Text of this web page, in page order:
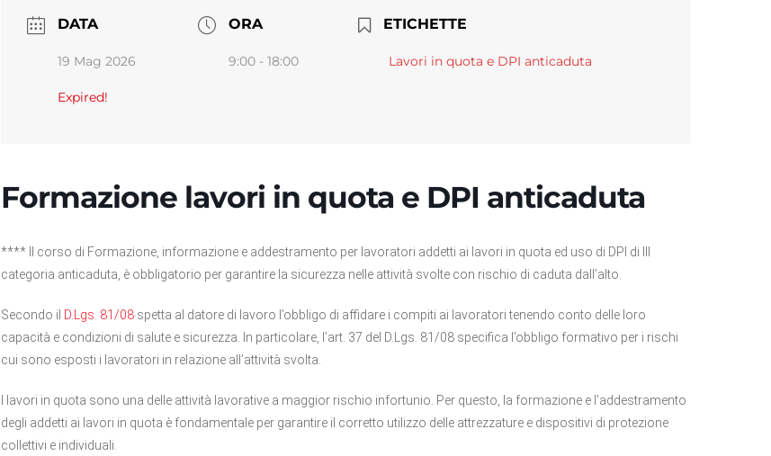
DATA
19 Mag 2026
Expired!
ORA
9:00 - 18:00
ETICHETTE
Lavori in quota e DPI anticaduta
Formazione lavori in quota e DPI anticaduta
**** Il corso di Formazione, informazione e addestramento per lavoratori addetti ai lavori in quota ed uso di DPI di III
categoria anticaduta, è obbligatorio per garantire la sicurezza nelle attività svolte con rischio di caduta dall’alto.
Secondo il D.Lgs. 81/08spetta al datore di lavoro l’obbligo di affidare i compiti ai lavoratori tenendo conto delle loro
capacità e condizioni di salute e sicurezza. In particolare, l’art. 37 del D.Lgs. 81/08 specifica l’obbligo formativo per i rischi
cui sono esposti i lavoratori in relazione all’attività svolta.
I lavori in quota sono una delle attività lavorative a maggior rischio infortunio. Per questo, la formazione e l’addestramento
degli addetti ai lavori in quota è fondamentale per garantire il corretto utilizzo delle attrezzature e dispositivi di protezione
collettivi e individuali.